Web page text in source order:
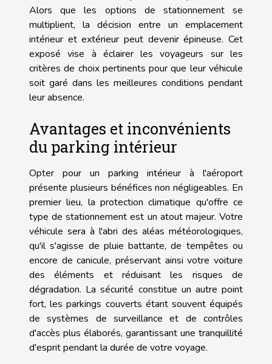
Alors que les options de stationnement se
multiplient, la décision entre un emplacement
intérieur et extérieur peut devenir épineuse. Cet
exposé vise à éclairer les voyageurs sur les
critères de choix pertinents pour que leur véhicule
soit garé dans les meilleures conditions pendant
leur absence.
Avantages et inconvénients
du parking intérieur
Opter pour un parking intérieur à l'aéroport
présente plusieurs bénéfices non négligeables. En
premier lieu, la protection climatique qu'offre ce
type de stationnement est un atout majeur. Votre
véhicule sera à l'abri des aléas météorologiques,
qu'il s'agisse de pluie battante, de tempêtes ou
encore de canicule, préservant ainsi votre voiture
des éléments et réduisant les risques de
dégradation. La sécurité constitue un autre point
fort, les parkings couverts étant souvent équipés
de systèmes de surveillance et de contrôles
d'accès plus élaborés, garantissant une tranquillité
d'esprit pendant la durée de votre voyage.